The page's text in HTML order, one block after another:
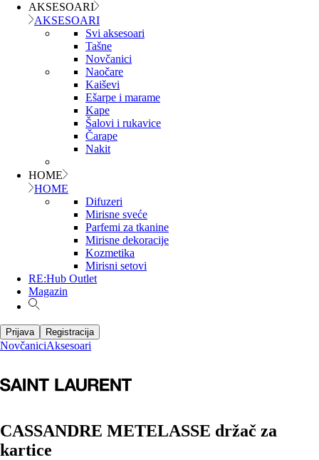
AKSESOARI
AKSESOARI
Svi aksesoari
Tašne
Novčanici
Naočare
Kaiševi
Ešarpe i marame
Kape
Šalovi i rukavice
Čarape
Nakit
HOME
HOME
Difuzeri
Mirisne sveće
Parfemi za tkanine
Mirisne dekoracije
Kozmetika
Mirisni setovi
RE:Hub Outlet
Magazin
Prijava Registracija
NovčaniciAksesoari
CASSANDRE METELASSE držač za
kartice